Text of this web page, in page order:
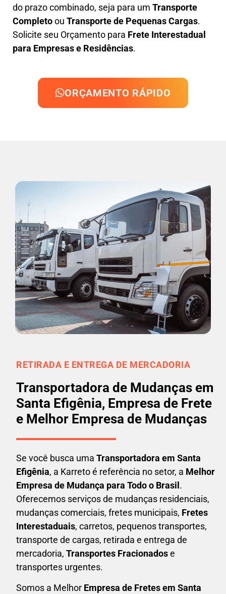
do prazo combinado, seja para um Transporte
Completoou Transporte de Pequenas Cargas.
Solicite seu Orçamento para Frete Interestadual
para Empresas e Residências.
ORÇAMENTO RÁPIDO
RETIRADA E ENTREGA DE MERCADORIA
Transportadora de Mudanças em
Santa Efigênia, Empresa de Frete
e Melhor Empresa de Mudanças
Se você busca uma Transportadora em Santa
Efigênia, a Karreto é referência no setor, a Melhor
Empresa de Mudança para Todo o Brasil.
Oferecemos serviços de mudanças residenciais,
mudanças comerciais, fretes municipais, Fretes
Interestaduais, carretos, pequenos transportes,
transporte de cargas, retirada e entrega de
mercadoria, Transportes Fracionadose
transportes urgentes.
Somos a Melhor Empresa de Fretes em Santa